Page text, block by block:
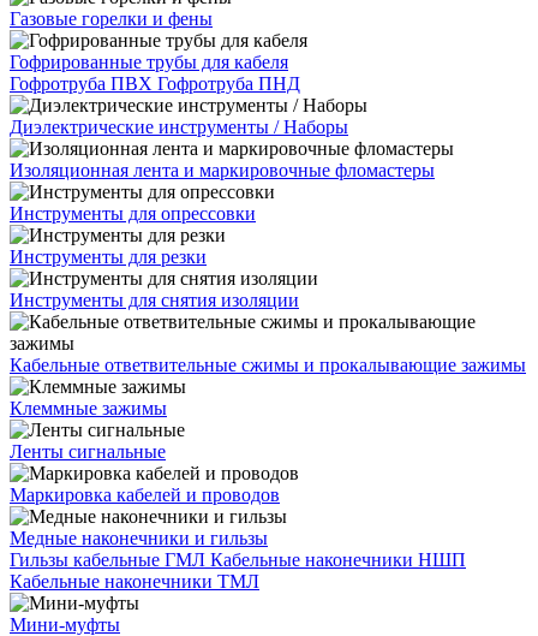
Газовые горелки и фены
Гофрированные трубы для кабеля
Гофротруба ПВХ Гофротруба ПНД
Диэлектрические инструменты / Наборы
Изоляционная лента и маркировочные фломастеры
Инструменты для опрессовки
Инструменты для резки
Инструменты для снятия изоляции
Кабельные ответвительные сжимы и прокалывающие зажимы
Клеммные зажимы
Ленты сигнальные
Маркировка кабелей и проводов
Медные наконечники и гильзы
Гильзы кабельные ГМЛ Кабельные наконечники НШП
Кабельные наконечники ТМЛ
Мини-муфты